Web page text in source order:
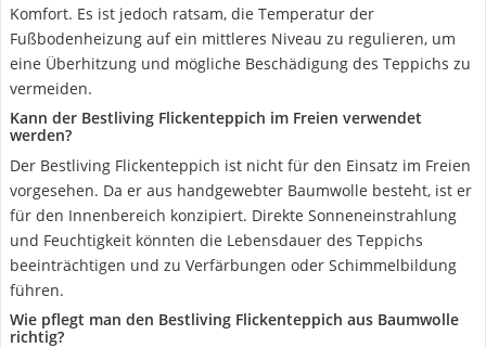
Komfort. Es ist jedoch ratsam, die Temperatur der
Fußbodenheizung auf ein mittleres Niveau zu regulieren, um
eine Überhitzung und mögliche Beschädigung des Teppichs zu
vermeiden.
Kann der Bestliving Flickenteppich im Freien verwendet
werden?
Der Bestliving Flickenteppich ist nicht für den Einsatz im Freien
vorgesehen. Da er aus handgewebter Baumwolle besteht, ist er
für den Innenbereich konzipiert. Direkte Sonneneinstrahlung
und Feuchtigkeit könnten die Lebensdauer des Teppichs
beeinträchtigen und zu Verfärbungen oder Schimmelbildung
führen.
Wie pflegt man den Bestliving Flickenteppich aus Baumwolle
richtig?